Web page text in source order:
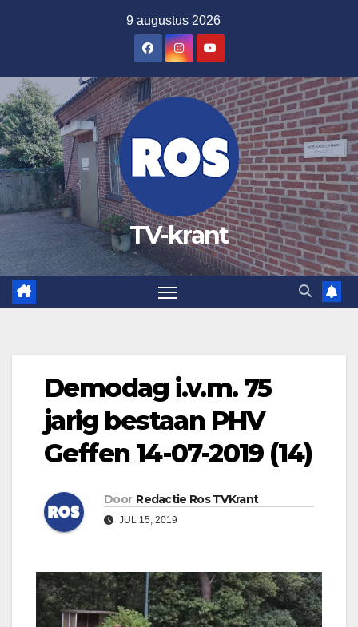
inhoud
9 augustus 2026
TV-krant
Demodag i.v.m. 75
jarig bestaan PHV
Geffen 14-07-2019 (14)
Door Redactie Ros TVKrant
JUL 15, 2019